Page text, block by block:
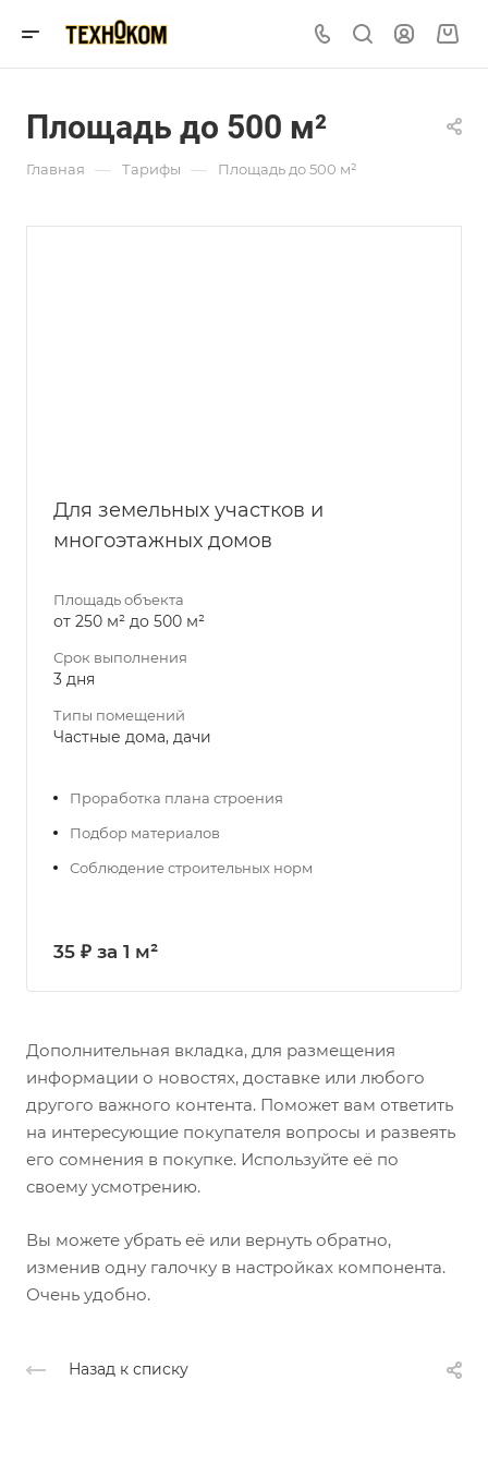
Площадь до 500 м²
Главная — Тарифы — Площадь до 500 м²
Для земельных участков и
многоэтажных домов
Площадь объекта
от 250 м² до 500 м²
Срок выполнения
3 дня
Типы помещений
Частные дома, дачи
Проработка плана строения
Подбор материалов
Соблюдение строительных норм
35 ₽ за 1 м²
Дополнительная вкладка, для размещения
информации о новостях, доставке или любого
другого важного контента. Поможет вам ответить
на интересующие покупателя вопросы и развеять
его сомнения в покупке. Используйте её по
своему усмотрению.
Вы можете убрать её или вернуть обратно,
изменив одну галочку в настройках компонента.
Очень удобно.
Назад к списку